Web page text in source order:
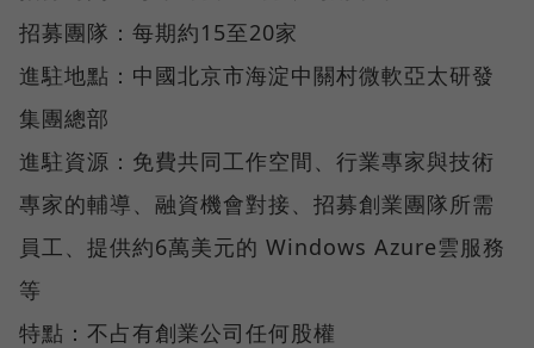
招募團隊：每期約15至20家
進駐地點：中國北京市海淀中關村微軟亞太研發
集團總部
進駐資源：免費共同工作空間、行業專家與技術
專家的輔導、融資機會對接、招募創業團隊所需
員工、提供約6萬美元的 Windows Azure雲服務
等
特點：不占有創業公司任何股權